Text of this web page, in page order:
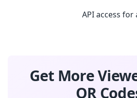
API access
Get More
QR